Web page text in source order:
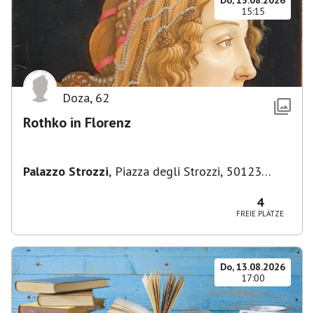
15:15
Doza, 62
Rothko in Florenz
Palazzo Strozzi, Piazza degli Strozzi, 50123
4
FREIE PLÄTZE
Do, 13.08.2026
17:00